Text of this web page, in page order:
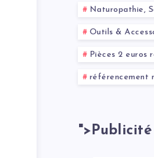
Naturopathie,
Outils &
Pièces 2 euros
référencement
">Publicité